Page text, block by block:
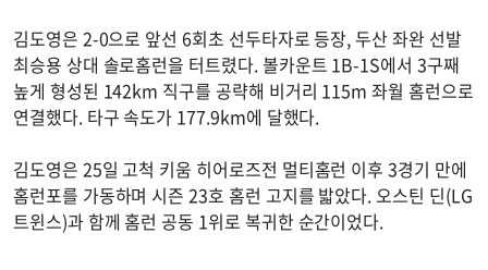
김도영은 2-0으로 앞선 6회초 선두타자로 등장, 두산 좌완 선발
최승용 상대 솔로홈런을 터트렸다. 볼카운트 1B-1S에서 3구째
높게 형성된 142km 직구를 공략해 비거리 115m 좌월 홈런으로
연결했다. 타구 속도가 177.9km에 달했다.
김도영은 25일 고척 키움 히어로즈전 멀티홈런 이후 3경기 만에
홈런포를 가동하며 시즌 23호 홈런 고지를 밟았다. 오스틴 딘(LG
트윈스)과 함께 홈런 공동 1위로 복귀한 순간이었다.